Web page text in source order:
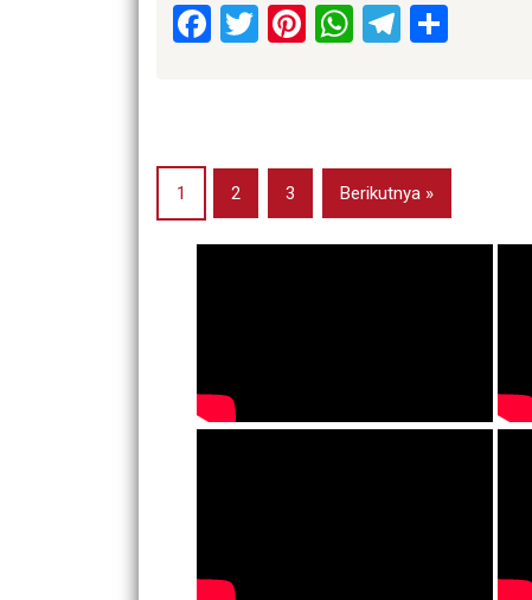
Facebook
Twitter
Pinterest
WhatsApp
Telegram
1 2 3 Berikutnya »